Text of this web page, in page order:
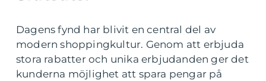
Dagens fynd har blivit en central del av
modern shoppingkultur. Genom att erbjuda
stora rabatter och unika erbjudanden ger det
kunderna möjlighet att spara pengar på